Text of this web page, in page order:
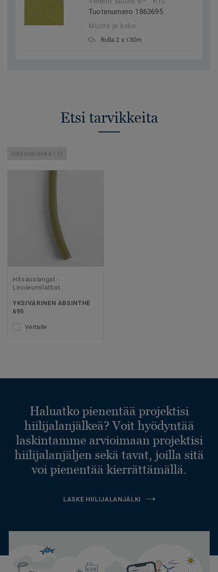
Tuotenumero 1863695
Muoto ja koko
Rulla 2 x ≤30m
Etsi tarvikkeita
Hitsauslanka (1)
Hitsauslangat -
Linoleumilattiat
YKSIVÄRINEN ABSINTHE
695
Vertaile
Haluatko pienentää projektisi
hiilijalanjälkeä? Voit hyödyntää
laskintamme arvioimaan projektisi
hiilijalanjäljen sekä tavat, joilla sitä
voi pienentää kierrättämällä.
LASKE HIILIJALANJÄLKI